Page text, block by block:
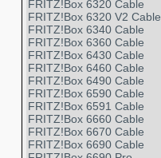
FRITZ!Box 6320 Cable
FRITZ!Box 6320 V2 Cable
FRITZ!Box 6340 Cable
FRITZ!Box 6360 Cable
FRITZ!Box 6430 Cable
FRITZ!Box 6460 Cable
FRITZ!Box 6490 Cable
FRITZ!Box 6590 Cable
FRITZ!Box 6591 Cable
FRITZ!Box 6660 Cable
FRITZ!Box 6670 Cable
FRITZ!Box 6690 Cable